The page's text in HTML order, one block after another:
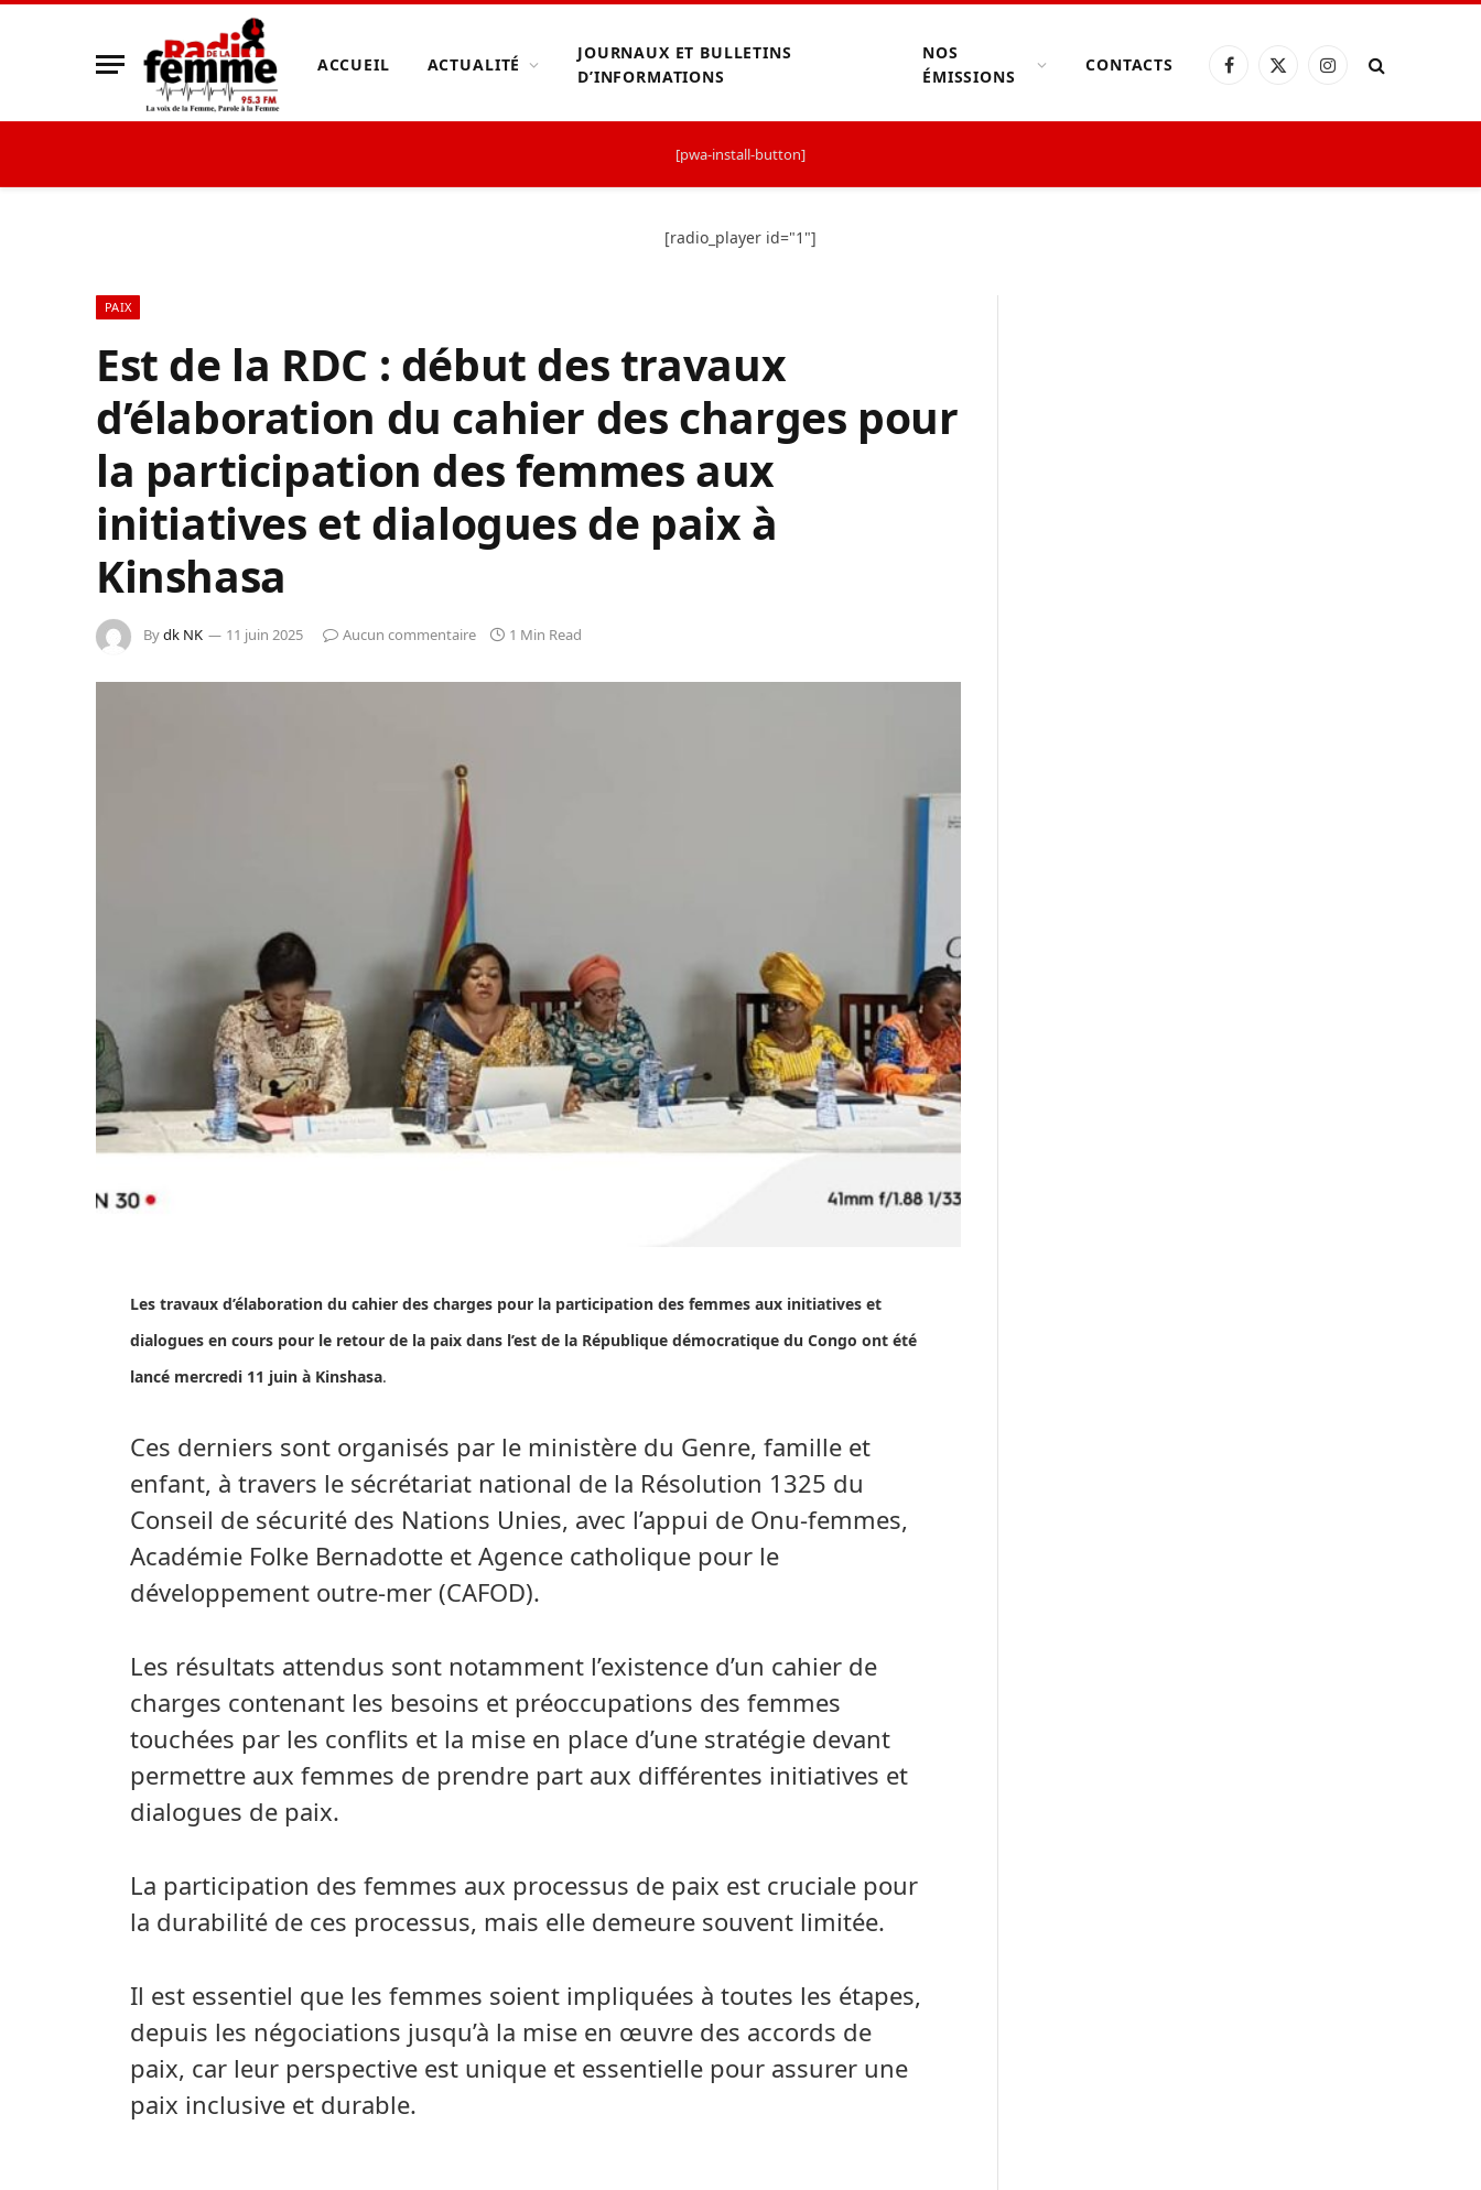
ACCUEIL ACTUALITÉ
JOURNAUX ET BULLETINS
D’INFORMATIONS
NOS
ÉMISSIONS
CONTACTS Facebook
X
Instagram
[pwa-install-button]
[radio_player id="1"]
PAIX
Est de la RDC : début des travaux
d’élaboration du cahier des charges pour
la participation des femmes aux
initiatives et dialogues de paix à
Kinshasa
Bydk NK 11 juin 2025 Aucun commentaire 1 Min Read
Les travaux d’élaboration du cahier des charges pour la participation des femmes aux initiatives et
dialogues en cours pour le retour de la paix dans l’est de la République démocratique du Congo ont été
lancé mercredi 11 juin à Kinshasa.
Ces derniers sont organisés par le ministère du Genre, famille et
enfant, à travers le sécrétariat national de la Résolution 1325 du
Conseil de sécurité des Nations Unies, avec l’appui de Onu-femmes,
Académie Folke Bernadotte et Agence catholique pour le
développement outre-mer (CAFOD).
Les résultats attendus sont notamment l’existence d’un cahier de
charges contenant les besoins et préoccupations des femmes
touchées par les conflits et la mise en place d’une stratégie devant
permettre aux femmes de prendre part aux différentes initiatives et
dialogues de paix.
La participation des femmes aux processus de paix est cruciale pour
la durabilité de ces processus, mais elle demeure souvent limitée.
Il est essentiel que les femmes soient impliquées à toutes les étapes,
depuis les négociations jusqu’à la mise en œuvre des accords de
paix, car leur perspective est unique et essentielle pour assurer une
paix inclusive et durable.